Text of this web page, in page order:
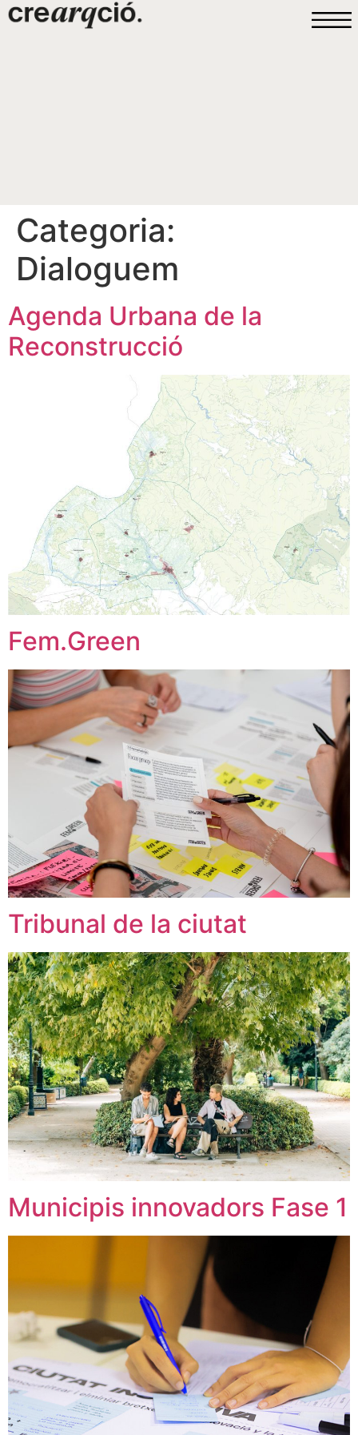
Categoria:
Dialoguem
Agenda Urbana de la
Reconstrucció
Fem.Green
Tribunal de la ciutat
Municipis innovadors Fase 1